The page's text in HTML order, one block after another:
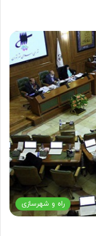
راه و شهرسازی